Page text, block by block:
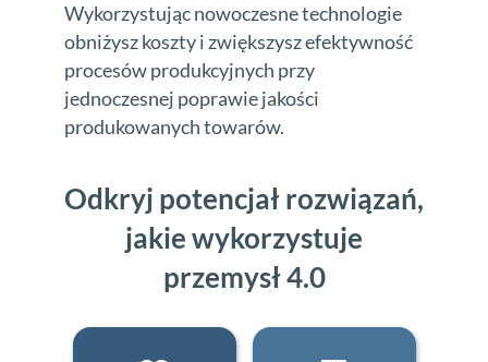
Wykorzystując nowoczesne technologie
obniżysz koszty i zwiększysz efektywność
procesów produkcyjnych przy
jednoczesnej poprawie jakości
produkowanych towarów.
Odkryj potencjał rozwiązań,
jakie wykorzystuje
przemysł 4.0